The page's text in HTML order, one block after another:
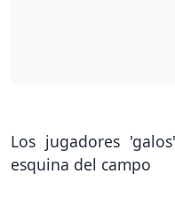
Los jugadores
esquina del campo